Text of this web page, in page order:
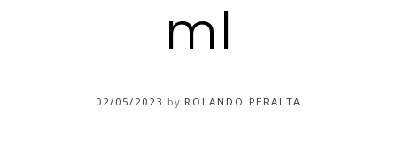
ml
02/05/2023 by ROLANDO PERALTA